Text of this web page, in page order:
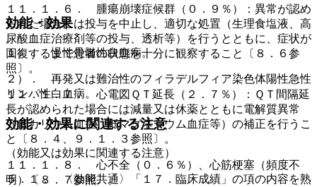
１１．１．６． 腫瘍崩壊症候群（０．９％）：異常が認め
られた場合には投与を中止し、適切な処置（生理食塩液、高
尿酸血症治療剤等の投与、透析等）を行うとともに、症状が
回復するまで患者の状態を十分に観察すること〔８．６参
照〕。
１１．１．７． 心電図ＱＴ延長（２．７％）：ＱＴ間隔延
長が認められた場合には減量又は休薬とともに電解質異常
（低カリウム血症、低マグネシウム血症等）の補正を行うこ
と〔８．４、９．１．３参照〕。
１１．１．８． 心不全（０．６％）、心筋梗塞（頻度不
明）〔８．７参照〕。
効能・効果
１）． 慢性骨髄性白血病。
２）． 再発又は難治性のフィラデルフィア染色体陽性急性
リンパ性白血病。
効能・効果に関連する注意
（効能又は効果に関連する注意）
５．１． 〈効能共通〉「１７．臨床成績」の項の内容を熟